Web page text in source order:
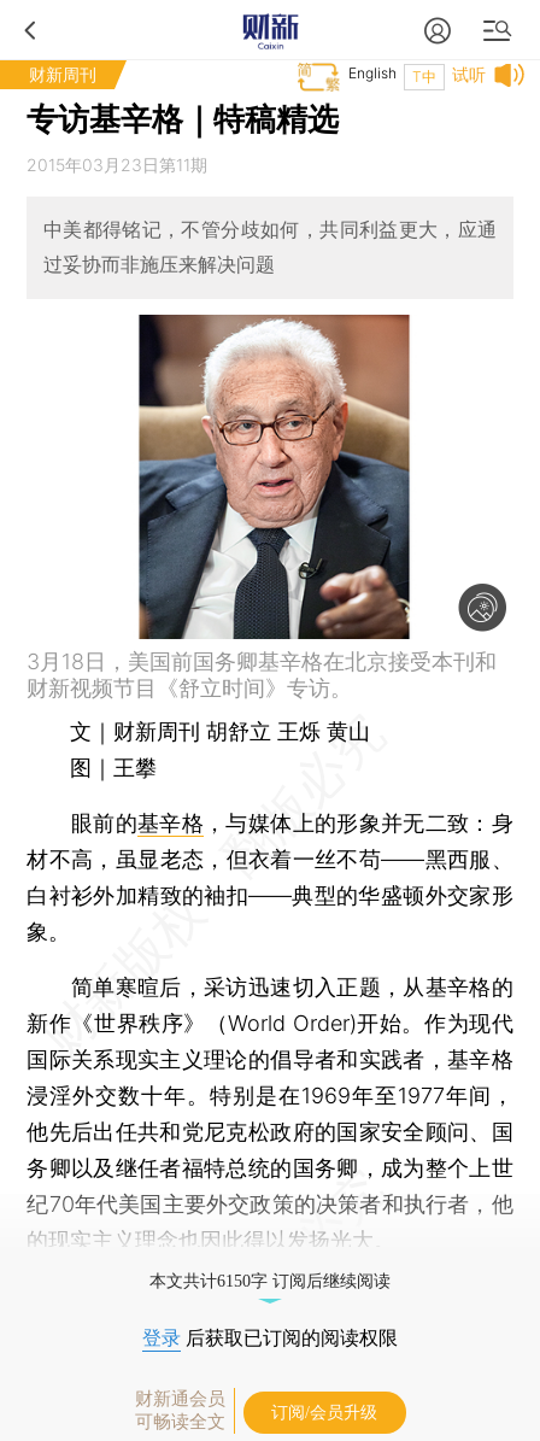
财新周刊 试听
T中
English
专访基辛格｜特稿精选
2015年03月23日第11期
中美都得铭记，不管分歧如何，共同利益更大，应通
过妥协而非施压来解决问题
3月18日，美国前国务卿基辛格在北京接受本刊和
财新视频节目《舒立时间》专访。
文｜财新周刊 胡舒立 王烁 黄山
图｜王攀
眼前的基辛格 ，与媒体上的形象并无二致：身
材不高，虽显老态，但衣着一丝不苟——黑西服、
白衬衫外加精致的袖扣——典型的华盛顿外交家形
象。
简单寒暄后，采访迅速切入正题，从基辛格的
新作《世界秩序》（World Order)开始。作为现代
国际关系现实主义理论的倡导者和实践者，基辛格
浸淫外交数十年。特别是在1969年至1977年间，
他先后出任共和党尼克松政府的国家安全顾问、国
务卿以及继任者福特总统的国务卿，成为整个上世
纪70年代美国主要外交政策的决策者和执行者，他
的现实主义理念也因此得以发扬光大。
本文共计6150字 订阅后继续阅读
登录 后获取已订阅的阅读权限
财新通会员
可畅读全文
订阅/会员升级